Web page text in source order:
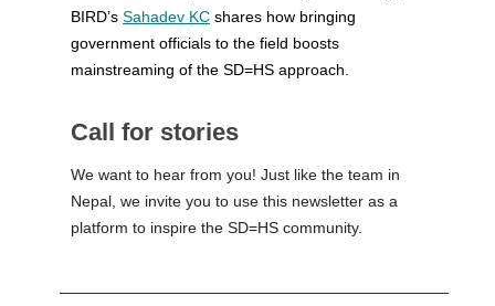
BIRD’s Sahadev KC shares how bringing
government officials to the field boosts
mainstreaming of the SD=HS approach.
Call for stories
We want to hear from you! Just like the team in
Nepal, we invite you to use this newsletter as a
platform to inspire the SD=HS community.